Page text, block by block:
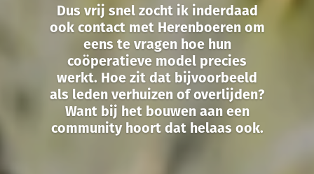
Dus vrij snel zocht ik inderdaad
ook contact met Herenboeren om
eens te vragen hoe hun
coöperatieve model precies
werkt. Hoe zit dat bijvoorbeeld
als leden verhuizen of overlijden?
Want bij het bouwen aan een
community hoort dat helaas ook.